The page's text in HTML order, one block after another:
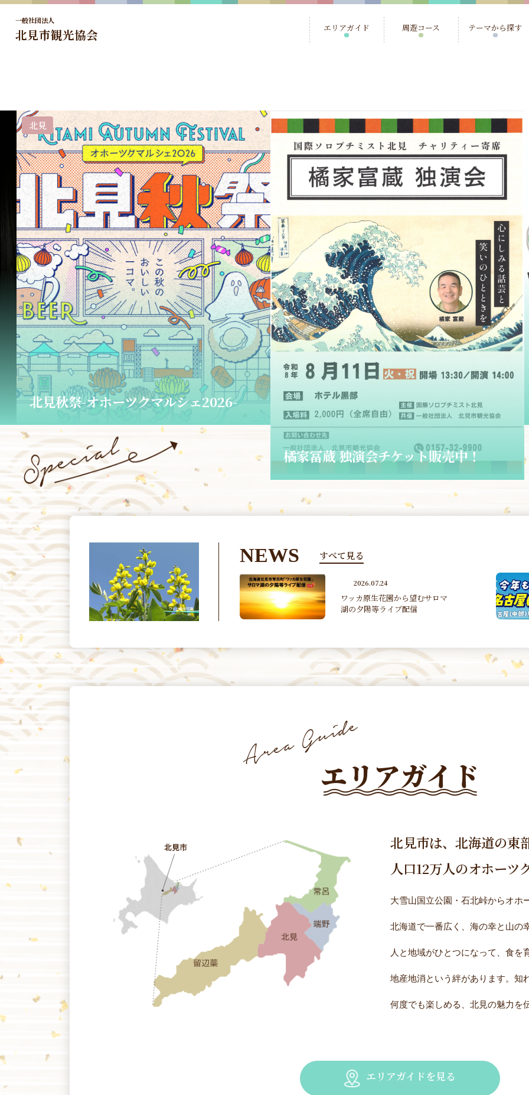
一般社団法人
北見市観光協会 エリアガイド 周遊コース テーマから探す
橘家冨蔵 独演会チケット販売中！
2026.06.01
ショップきたみさん！
NEWS すべて見る
2026.07.24
ワッカ原生花園から望むサロマ
湖の夕陽等ライブ配信
2026.07.07
女満別・旭川－名古屋（中部）
線 季節運航（2026 7/17~2...
エリアガイド
北見市は、北海道の東
人口12万人のオホーツ
大雪山国立公園・石北峠からオホ
北海道で一番広く、海の幸と山の
人と地域がひとつになって、食を
地産地消という絆があります。知
何度でも楽しめる、北見の魅力を
エリアガイドを見る